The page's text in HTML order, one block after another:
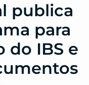
publica
para
do IBS e